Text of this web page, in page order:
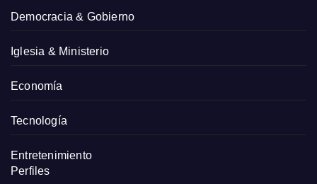
Democracia & Gobierno
Iglesia & Ministerio
Economía
Tecnología
Entretenimiento
Perfiles